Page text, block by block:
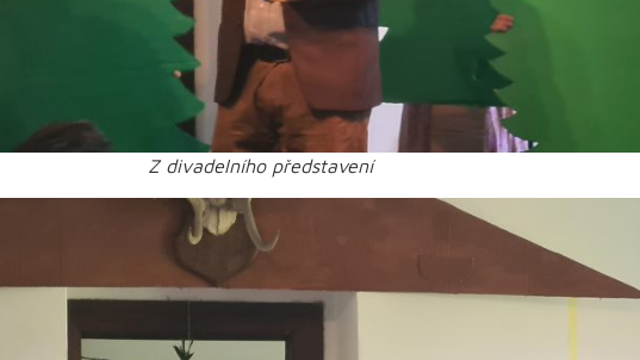
Z divadelního představení